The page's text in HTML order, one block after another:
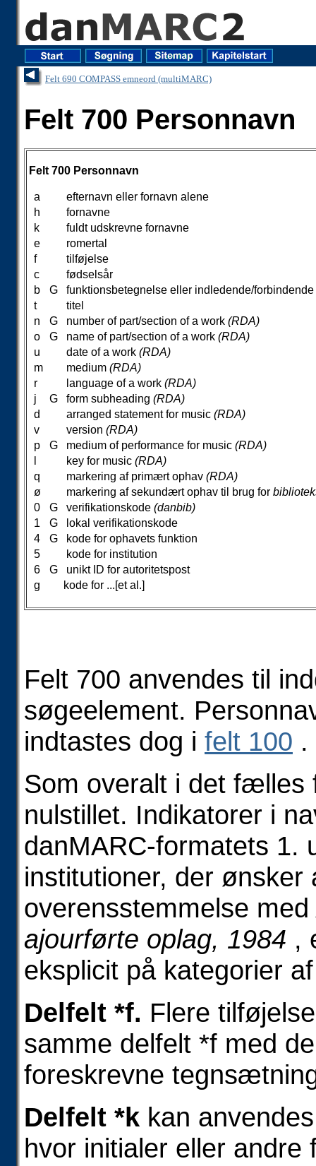
Felt 690 COMPASS emneord (multiMARC)
Felt 700 Personnavn
Felt 700 Personnavn
a
efternavn eller fornavn alene
h
fornavne
k
fuldt udskrevne fornavne
e
romertal
f
tilføjelse
c
fødselsår
b
G
funktionsbetegnelse eller indledende/
t
titel
n
G number of part/section of a work (RDA)
o
G name of part/section of a work (RDA)
u
date of a work (RDA)
m
medium (RDA)
r
language of a work (RDA)
j
G form subheading (RDA)
d
arranged statement for music (RDA)
v
version (RDA)
p
G medium of performance for music (RDA)
key for music (RDA)
q
markering af primært ophav (RDA)
ø
markering af sekundært ophav til brug for
0
G verifikationskode (danbib)
1
G
lokal verifikationskode
4
G
kode for ophavets funktion
5
kode for institution
6
G
unikt ID for autoritetspost
g
kode for ...[et al.]
Felt 700 anvendes til
søgeelement.
indtastes dog i felt 100 .
Som overalt i det fælles
nulstillet. Indikatorer i
danMARC-formatets 1.
institutioner, der
overensstemmelse med
ajourførte oplag, 1984 ,
eksplicit på kategorier
Delfelt *f. Flere
samme delfelt *f med
foreskrevne
Delfelt *k kan
hvor initialer eller